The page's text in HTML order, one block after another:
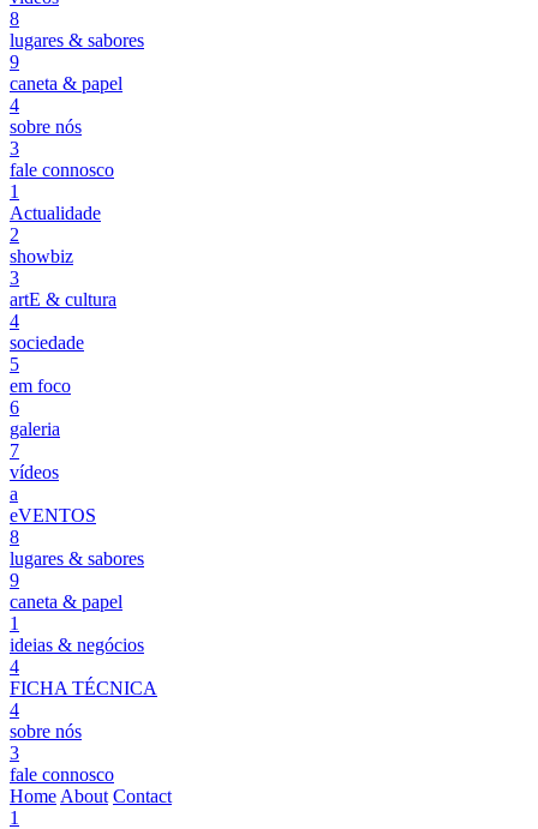
8
lugares & sabores
9
caneta & papel
4
sobre nós
3
fale connosco
1
Actualidade
2
showbiz
3
artE & cultura
4
sociedade
5
em foco
6
galeria
7
vídeos
a
eVENTOS
8
lugares & sabores
9
caneta & papel
1
ideias & negócios
4
FICHA TÉCNICA
4
sobre nós
3
fale connosco
Home About Contact
1